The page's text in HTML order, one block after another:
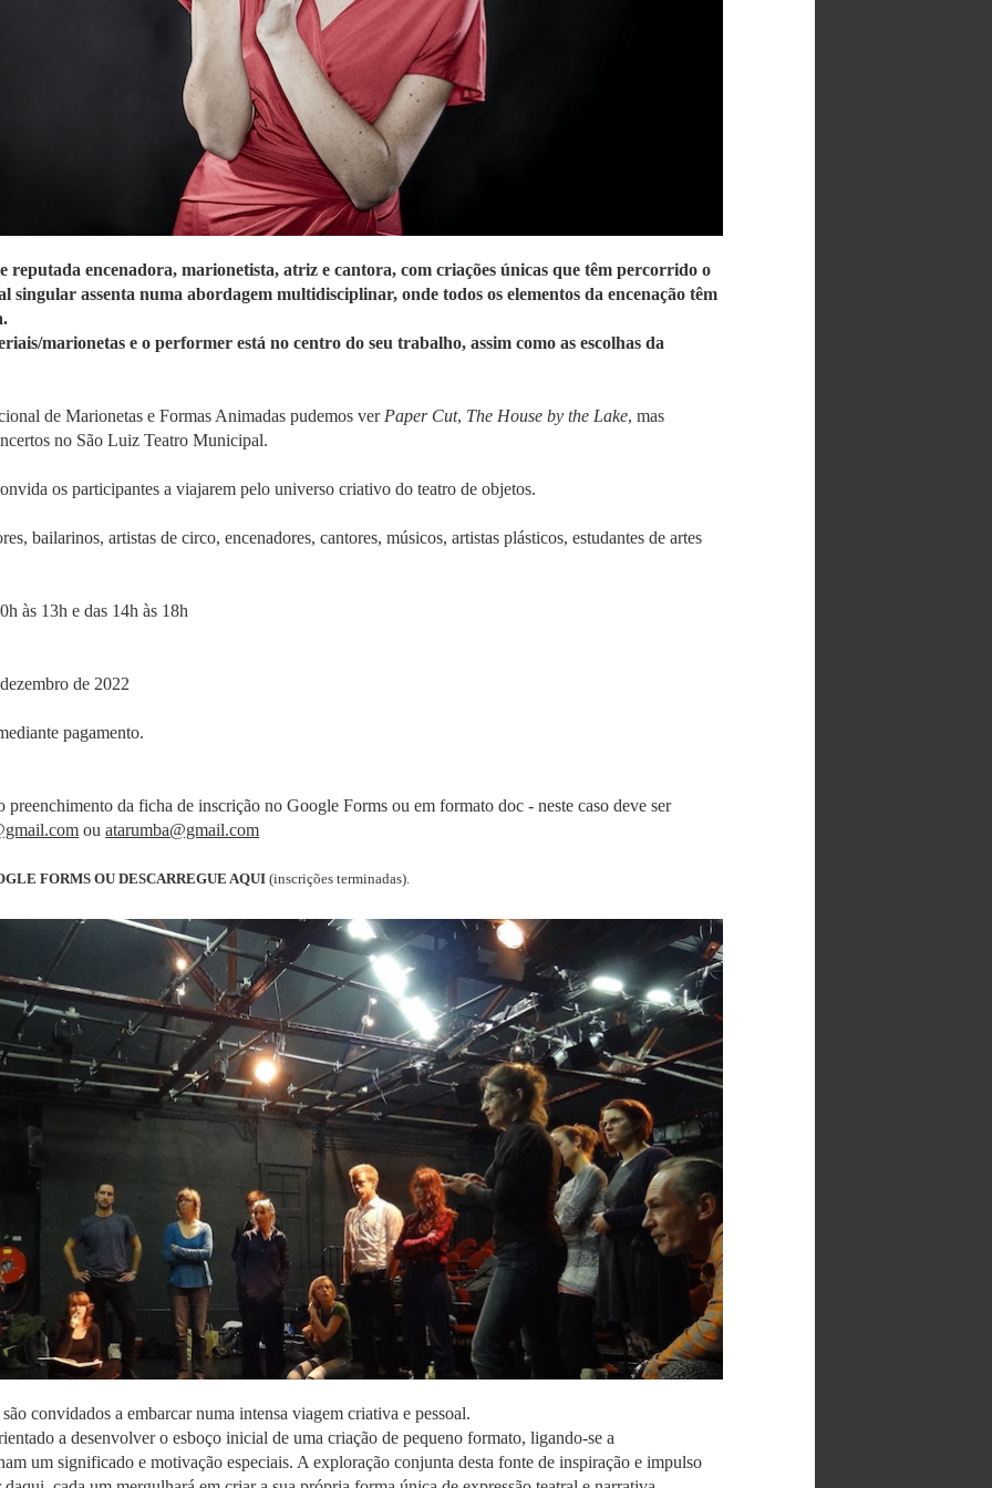
reputada encenadora, marionetista, atriz e cantora, com criações únicas que têm percorrido o
singular assenta numa abordagem multidisciplinar, onde todos os elementos da encenação têm
marionetas e o performer está no centro do seu trabalho, assim como as escolhas da
de Marionetas e Formas Animadas pudemos ver Paper Cut, The House by the Lake, mas
no São Luiz Teatro Municipal.
os participantes a viajarem pelo universo criativo do teatro de objetos.
bailarinos, artistas de circo, encenadores, cantores, músicos, artistas plásticos, estudantes de artes
às 13h e das 14h às 18h
de 2022
pagamento.
preenchimento da ficha de inscrição no Google Forms ou em formato doc - neste caso deve ser
ouatarumba@gmail.com
FORMSOU DESCARREGUE AQUI(inscrições terminadas).
convidados a embarcar numa intensa viagem criativa e pessoal.
a desenvolver o esboço inicial de uma criação de pequeno formato, ligando-se a
um significado e motivação especiais. A exploração conjunta desta fonte de inspiração e impulso